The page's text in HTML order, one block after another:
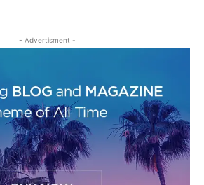
- Advertisment -